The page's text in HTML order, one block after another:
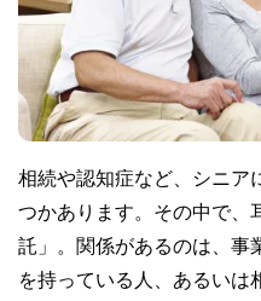
相続や認知症など、シニア
つかあります。その中で、
託」。関係があるのは、事
を持っている人、あるいは